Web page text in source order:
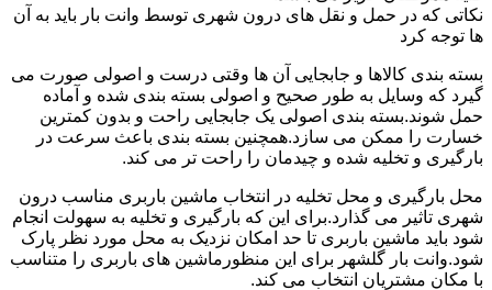
نکاتی که در حمل و نقل های درون شهری توسط وانت بار باید به آن
ها توجه کرد
بسته بندی کالاها و جابجایی آن ها وقتی درست و اصولی صورت می
گیرد که وسایل به طور صحیح و اصولی بسته بندی شده و آماده
حمل شوند.بسته بندی اصولی یک جابجایی راحت و بدون کمترین
خسارت را ممکن می سازد.همچنین بسته بندی باعث سرعت در
بارگیری و تخلیه شده و چیدمان را راحت تر می کند.
محل بارگیری و محل تخلیه در انتخاب ماشین باربری مناسب درون
شهری تاثیر می گذارد.برای این که بارگیری و تخلیه به سهولت انجام
شود باید ماشین باربری تا حد امکان نزدیک به محل مورد نظر پارک
شود.وانت بار گلشهر برای این منظورماشین های باربری را متناسب
با مکان مشتریان انتخاب می کند.